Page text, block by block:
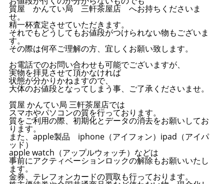
質屋 かんてい局 三軒茶屋店 へお持ちくださいま
せ。
精一杯査定させていただきます。
それでもどうしてもお値段がつけられない物もございま
す。
その際は何卒ご理解の方、宜しくお願い致します。
お電話でのお問い合わせも可能でございますが、
実物を拝見させて頂かなければ
状態が分かりかねますので、
大体のお値段となってしまう事、ご了承くださいませ。
質屋 かんてい局 三軒茶屋店では
スマホやパソコンの質を行っております。
質をご利用の際、初期化とデータの消去をお願いしてお
ります。
また、apple製品 iphone（アイフォン）ipad（アイパ
ッド）
apple watch（アップルウォッチ）などは
事前にアクティベーションロックの解除もお願いいたし
ます。
金券、テレフォンカードの買取も行っております。